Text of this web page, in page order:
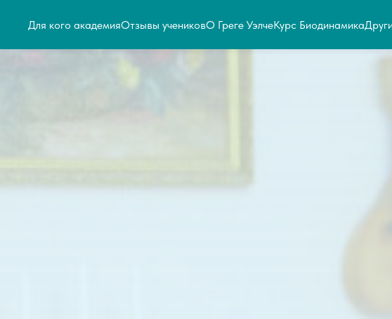
Для кого академияОтзывы учениковО Греге УэлчеКурс Биодинамика